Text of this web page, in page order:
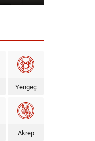
Yengeç
Akrep